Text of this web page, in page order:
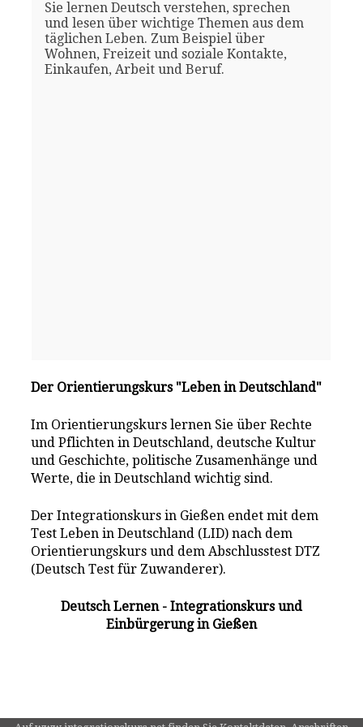
Sie lernen Deutsch verstehen, sprechen
und lesen über wichtige Themen aus dem
täglichen Leben. Zum Beispiel über
Wohnen, Freizeit und soziale Kontakte,
Einkaufen, Arbeit und Beruf.
Der Orientierungskurs "Leben in Deutschland"
Im Orientierungskurs lernen Sie über Rechte
und Pflichten in Deutschland, deutsche Kultur
und Geschichte, politische Zusamenhänge und
Werte, die in Deutschland wichtig sind.
Der Integrationskurs in Gießen endet mit dem
Test Leben in Deutschland (LID) nach dem
Orientierungskurs und dem Abschlusstest DTZ
(Deutsch Test für Zuwanderer).
Deutsch Lernen - Integrationskurs und
Einbürgerung in Gießen